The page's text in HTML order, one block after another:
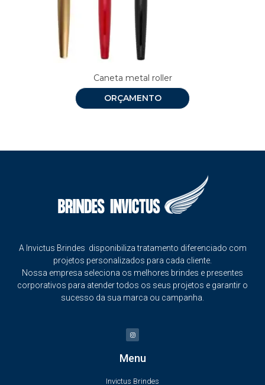
Caneta metal roller
ORÇAMENTO
A Invictus Brindes disponibiliza tratamento diferenciado com
projetos personalizados para cada cliente.
Nossa empresa seleciona os melhores brindes e presentes
corporativos para atender todos os seus projetos e garantir o
sucesso da sua marca ou campanha.
Menu
Invictus Brindes